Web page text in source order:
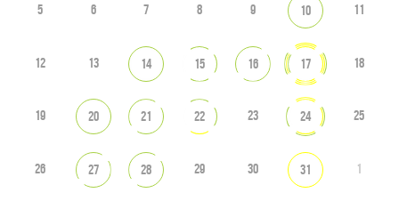
5 6 7 8 9 10 11
12 13 14 15 16 17 18
19 20 21 22 23 24 25
26 27 28 29 30 31 1